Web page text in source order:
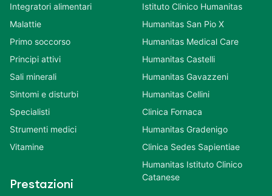
Integratori alimentari
Malattie
Primo soccorso
Principi attivi
Sali minerali
Sintomi e disturbi
Specialisti
Strumenti medici
Vitamine
Prestazioni
Istituto Clinico Humanitas
Humanitas San Pio X
Humanitas Medical Care
Humanitas Castelli
Humanitas Gavazzeni
Humanitas Cellini
Clinica Fornaca
Humanitas Gradenigo
Clinica Sedes Sapientiae
Humanitas Istituto Clinico
Catanese